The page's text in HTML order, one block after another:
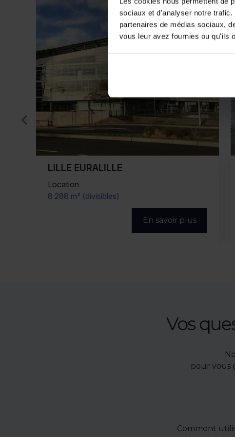
sociaux et d'analyser notre
partenaires de médias sociaux,
vous leur avez fournies ou qu'ils
LILLE
Location
1 907 m² (divisibles)
En savoir plus
Vos
pour vous
Comment